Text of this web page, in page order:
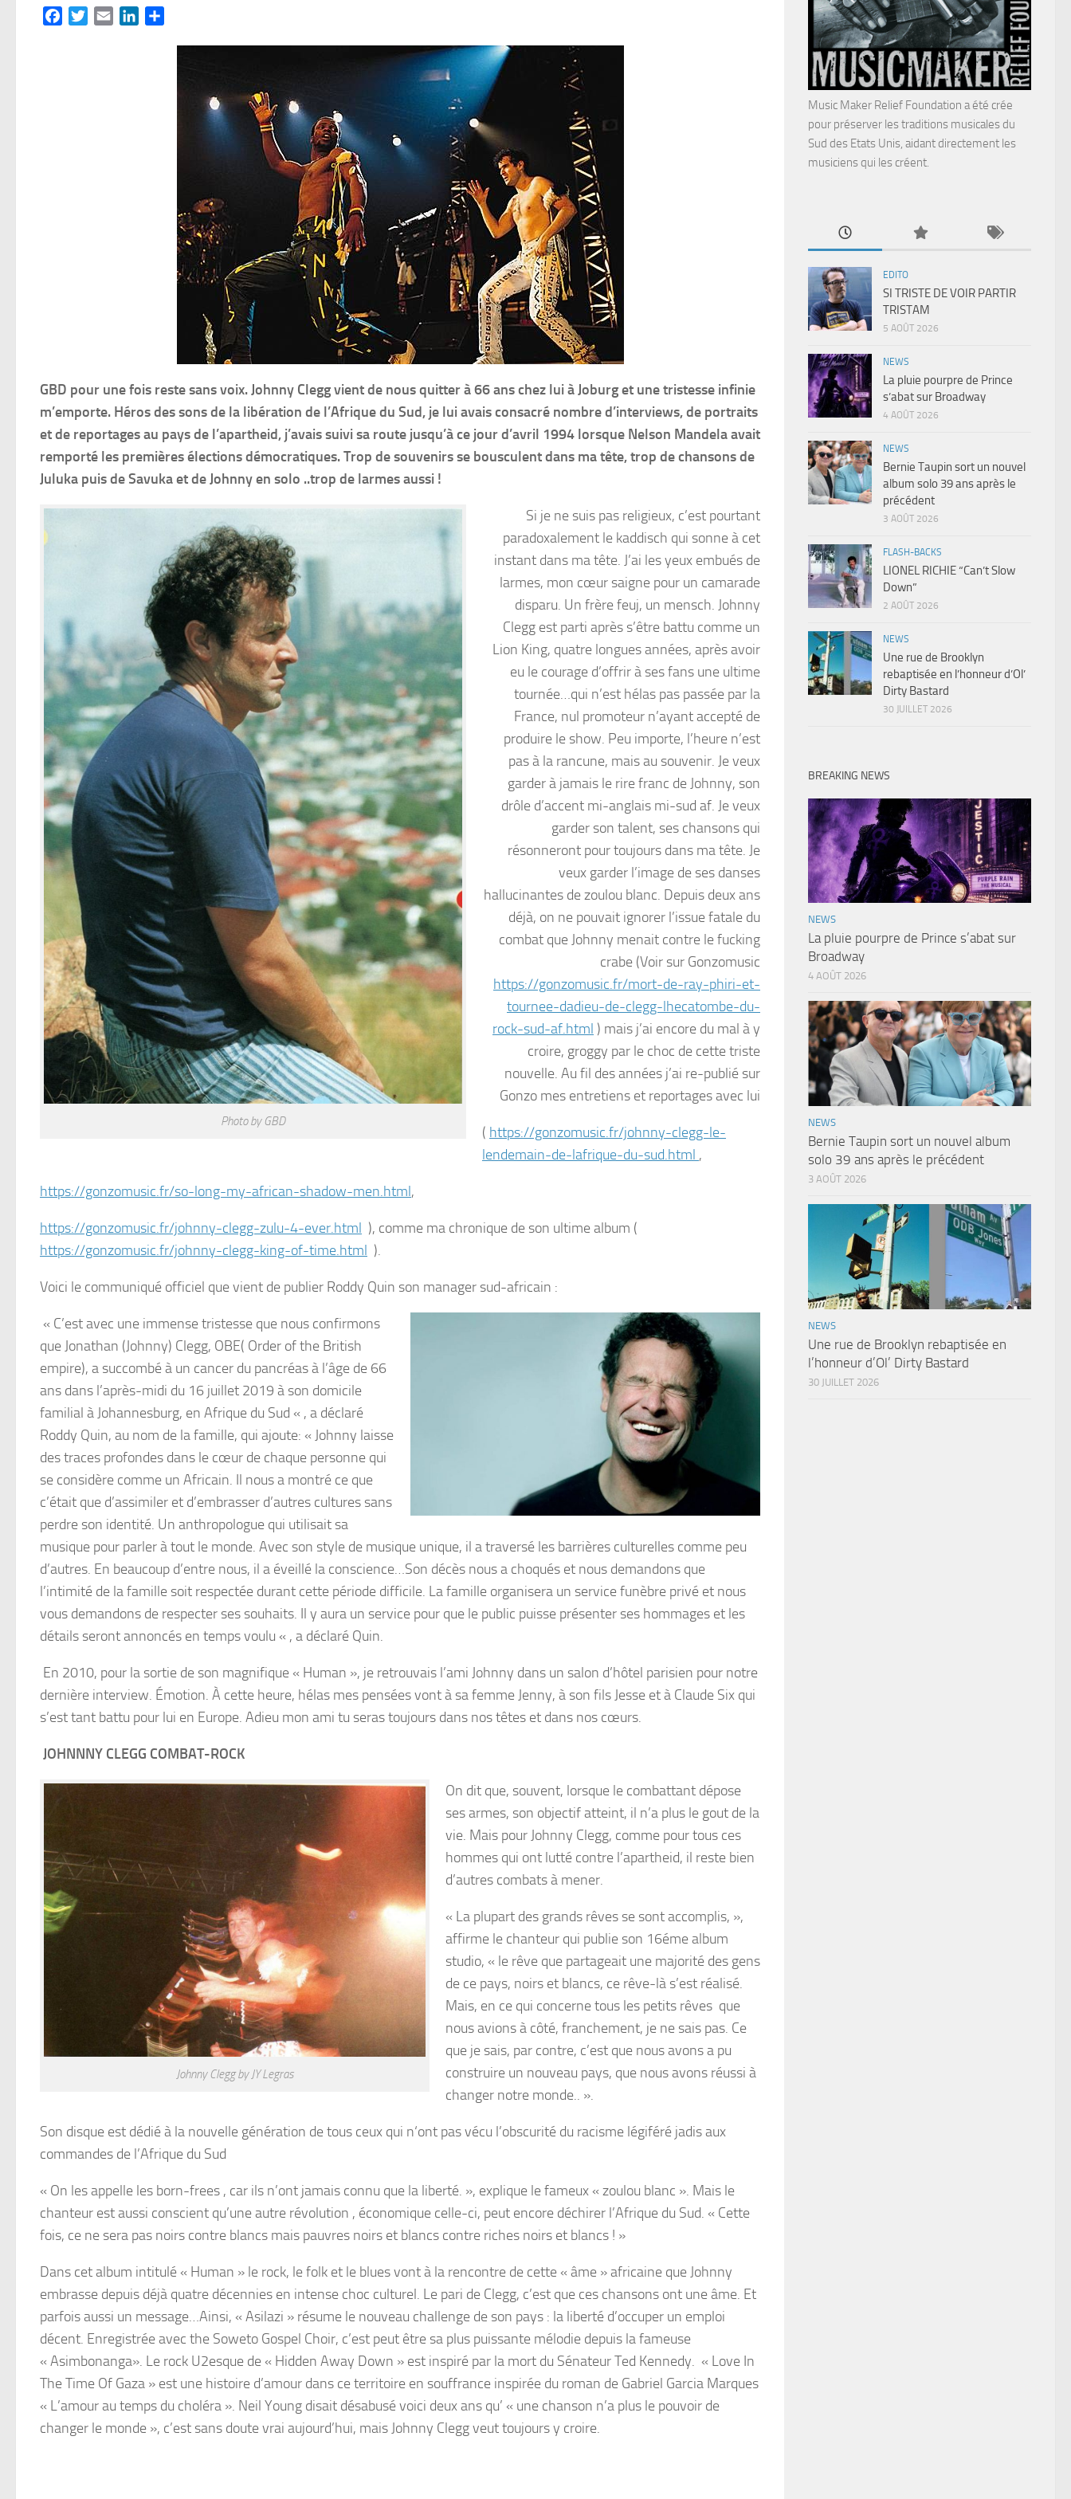
FacebookTwitterEmail LinkedIn
GBD pour une fois reste sans voix. Johnny Clegg vient de nous quitter à 66 ans chez lui à Joburg et une tristesse infinie
m’emporte. Héros des sons de la libération de l’Afrique du Sud, je lui avais consacré nombre d’interviews, de portraits
et de reportages au pays de l’apartheid, j’avais suivi sa route jusqu’à ce jour d’avril 1994 lorsque Nelson Mandela avait
remporté les premières élections démocratiques. Trop de souvenirs se bousculent dans ma tête, trop de chansons de
Juluka puis de Savuka et de Johnny en solo ..trop de larmes aussi !
Photo by GBD
Si je ne suis pas religieux, c’est pourtant
paradoxalement le kaddisch qui sonne à cet
instant dans ma tête. J’ai les yeux embués de
larmes, mon cœur saigne pour un camarade
disparu. Un frère feuj, un mensch. Johnny
Clegg est parti après s’être battu comme un
Lion King, quatre longues années, après avoir
eu le courage d’offrir à ses fans une ultime
tournée…qui n’est hélas pas passée par la
France, nul promoteur n’ayant accepté de
produire le show. Peu importe, l’heure n’est
pas à la rancune, mais au souvenir. Je veux
garder à jamais le rire franc de Johnny, son
drôle d’accent mi-anglais mi-sud af. Je veux
garder son talent, ses chansons qui
résonneront pour toujours dans ma tête. Je
veux garder l’image de ses danses
hallucinantes de zoulou blanc. Depuis deux ans
déjà, on ne pouvait ignorer l’issue fatale du
combat que Johnny menait contre le fucking
crabe (Voir sur Gonzomusic
https://gonzomusic.fr/mort-de-ray-phiri-et-
tournee-dadieu-de-clegg-lhecatombe-du-
rock-sud-af.html ) mais j’ai encore du mal à y
croire, groggy par le choc de cette triste
nouvelle. Au fil des années j’ai re-publié sur
Gonzo mes entretiens et reportages avec lui
( https://gonzomusic.fr/johnny-clegg-le-
lendemain-de-lafrique-du-sud.html ,
https://gonzomusic.fr/so-long-my-african-shadow-men.html,
https://gonzomusic.fr/johnny-clegg-zulu-4-ever.html ), comme ma chronique de son ultime album (
https://gonzomusic.fr/johnny-clegg-king-of-time.html ).
Voici le communiqué officiel que vient de publier Roddy Quin son manager sud-africain :
« C’est avec une immense tristesse que nous confirmons
que Jonathan (Johnny) Clegg, OBE( Order of the British
empire), a succombé à un cancer du pancréas à l’âge de 66
ans dans l’après-midi du 16 juillet 2019 à son domicile
familial à Johannesburg, en Afrique du Sud « , a déclaré
Roddy Quin, au nom de la famille, qui ajoute: « Johnny laisse
des traces profondes dans le cœur de chaque personne qui
se considère comme un Africain. Il nous a montré ce que
c’était que d’assimiler et d’embrasser d’autres cultures sans
perdre son identité. Un anthropologue qui utilisait sa
musique pour parler à tout le monde. Avec son style de musique unique, il a traversé les barrières culturelles comme peu
d’autres. En beaucoup d’entre nous, il a éveillé la conscience…Son décès nous a choqués et nous demandons que
l’intimité de la famille soit respectée durant cette période difficile. La famille organisera un service funèbre privé et nous
vous demandons de respecter ses souhaits. Il y aura un service pour que le public puisse présenter ses hommages et les
détails seront annoncés en temps voulu « , a déclaré Quin.
En 2010, pour la sortie de son magnifique « Human », je retrouvais l’ami Johnny dans un salon d’hôtel parisien pour notre
dernière interview. Émotion. À cette heure, hélas mes pensées vont à sa femme Jenny, à son fils Jesse et à Claude Six qui
s’est tant battu pour lui en Europe. Adieu mon ami tu seras toujours dans nos têtes et dans nos cœurs.
JOHNNNY CLEGG COMBAT-ROCK
Johnny Clegg by JY Legras
On dit que, souvent, lorsque le combattant dépose
ses armes, son objectif atteint, il n’a plus le gout de la
vie. Mais pour Johnny Clegg, comme pour tous ces
hommes qui ont lutté contre l’apartheid, il reste bien
d’autres combats à mener.
« La plupart des grands rêves se sont accomplis, »,
affirme le chanteur qui publie son 16éme album
studio, « le rêve que partageait une majorité des gens
de ce pays, noirs et blancs, ce rêve-là s’est réalisé.
Mais, en ce qui concerne tous les petits rêves que
nous avions à côté, franchement, je ne sais pas. Ce
que je sais, par contre, c’est que nous avons a pu
construire un nouveau pays, que nous avons réussi à
changer notre monde.. ».
Son disque est dédié à la nouvelle génération de tous ceux qui n‘ont pas vécu l’obscurité du racisme légiféré jadis aux
commandes de l’Afrique du Sud
« On les appelle les born-frees , car ils n’ont jamais connu que la liberté. », explique le fameux « zoulou blanc ». Mais le
chanteur est aussi conscient qu’une autre révolution , économique celle-ci, peut encore déchirer l’Afrique du Sud. « Cette
fois, ce ne sera pas noirs contre blancs mais pauvres noirs et blancs contre riches noirs et blancs ! »
Dans cet album intitulé « Human » le rock, le folk et le blues vont à la rencontre de cette « âme » africaine que Johnny
embrasse depuis déjà quatre décennies en intense choc culturel. Le pari de Clegg, c’est que ces chansons ont une âme. Et
parfois aussi un message…Ainsi, « Asilazi » résume le nouveau challenge de son pays : la liberté d’occuper un emploi
décent. Enregistrée avec the Soweto Gospel Choir, c’est peut être sa plus puissante mélodie depuis la fameuse
« Asimbonanga». Le rock U2esque de « Hidden Away Down » est inspiré par la mort du Sénateur Ted Kennedy. « Love In
The Time Of Gaza » est une histoire d’amour dans ce territoire en souffrance inspirée du roman de Gabriel Garcia Marques
« L’amour au temps du choléra ». Neil Young disait désabusé voici deux ans qu’ « une chanson n’a plus le pouvoir de
changer le monde », c’est sans doute vrai aujourd’hui, mais Johnny Clegg veut toujours y croire.
Music Maker Relief Foundation a été crée
pour préserver les traditions musicales du
Sud des Etats Unis, aidant directement les
musiciens qui les créent.
EDITO
SI TRISTE DE VOIR PARTIR
TRISTAM
5 AOÛT 2026
NEWS
La pluie pourpre de Prince
s’abat sur Broadway
4 AOÛT 2026
NEWS
Bernie Taupin sort un nouvel
album solo 39 ans après le
précédent
3 AOÛT 2026
FLASH-BACKS
LIONEL RICHIE “Can’t Slow
Down”
2 AOÛT 2026
NEWS
Une rue de Brooklyn
rebaptisée en l’honneur d’Ol’
Dirty Bastard
30 JUILLET 2026
BREAKING NEWS
NEWS
La pluie pourpre de Prince s’abat sur
Broadway
4 AOÛT 2026
NEWS
Bernie Taupin sort un nouvel album
solo 39 ans après le précédent
3 AOÛT 2026
NEWS
Une rue de Brooklyn rebaptisée en
l’honneur d’Ol’ Dirty Bastard
30 JUILLET 2026